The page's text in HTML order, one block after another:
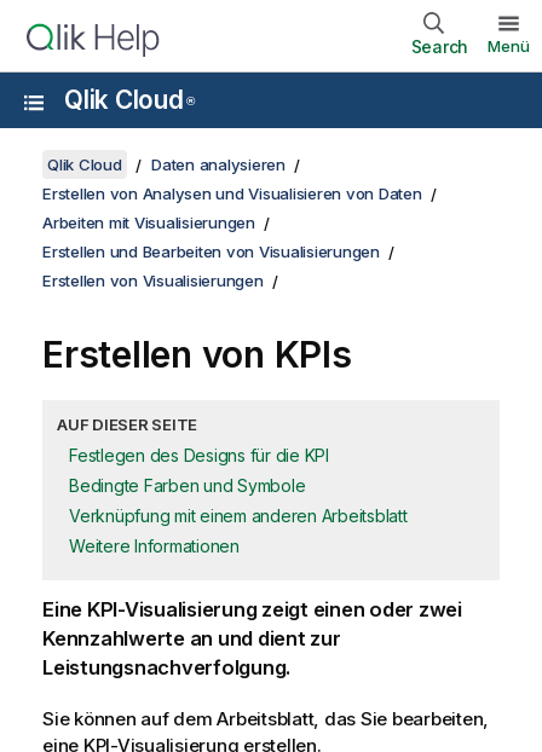
Search Menü
Qlik Cloud ®
Qlik Cloud
Daten analysieren
Erstellen von Analysen und Visualisieren von Daten
Arbeiten mit Visualisierungen
Erstellen und Bearbeiten von Visualisierungen
Erstellen von Visualisierungen
Erstellen von KPIs
AUF DIESER SEITE
Festlegen des Designs für die KPI
Bedingte Farben und Symbole
Verknüpfung mit einem anderen Arbeitsblatt
Weitere Informationen
Eine KPI-Visualisierungzeigt einen oder zwei
Kennzahlwerte an und dient zur
Leistungsnachverfolgung.
Sie können auf demArbeitsblatt, das Sie bearbeiten,
eine KPI-Visualisierung erstellen.